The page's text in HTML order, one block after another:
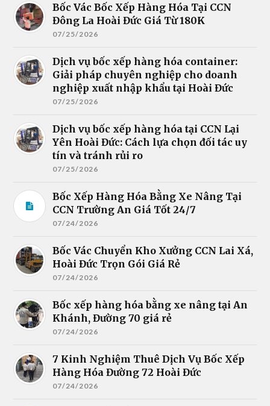
Bốc Vác Bốc Xếp Hàng Hóa Tại CCN
Đông La Hoài Đức Giá Từ 180K
07/25/2026
Dịch vụ bốc xếp hàng hóa container:
Giải pháp chuyên nghiệp cho doanh
nghiệp xuất nhập khẩu tại Hoài Đức
07/25/2026
Dịch vụ bốc xếp hàng hóa tại CCN Lại
Yên Hoài Đức: Cách lựa chọn đối tác uy
tín và tránh rủi ro
07/25/2026
Bốc Xếp Hàng Hóa Bằng Xe Nâng Tại
CCN Trường An Giá Tốt 24/7
07/24/2026
Bốc Vác Chuyển Kho Xưởng CCN Lai Xá,
Hoài Đức Trọn Gói Giá Rẻ
07/24/2026
Bốc xếp hàng hóa bằng xe nâng tại An
Khánh, Đường 70 giá rẻ
07/24/2026
7 Kinh Nghiệm Thuê Dịch Vụ Bốc Xếp
Hàng Hóa Đường 72 Hoài Đức
07/24/2026